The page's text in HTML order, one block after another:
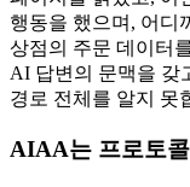
행동을 했으며, 어디
상점의 주문 데이터
AI 답변의 문맥을 갖
경로 전체를 알지 못
AIAA는 프로토